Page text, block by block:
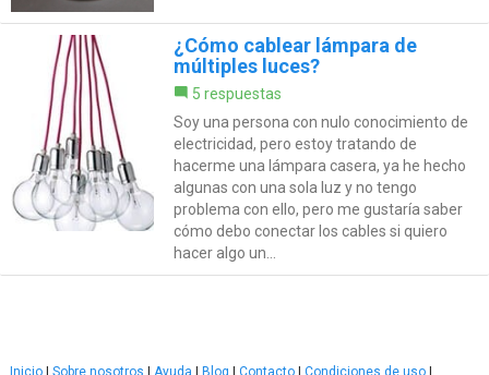
¿Cómo cablear lámpara de
múltiples luces?
5 respuestas
Soy una persona con nulo conocimiento de
electricidad, pero estoy tratando de
hacerme una lámpara casera, ya he hecho
algunas con una sola luz y no tengo
problema con ello, pero me gustaría saber
cómo debo conectar los cables si quiero
hacer algo un...